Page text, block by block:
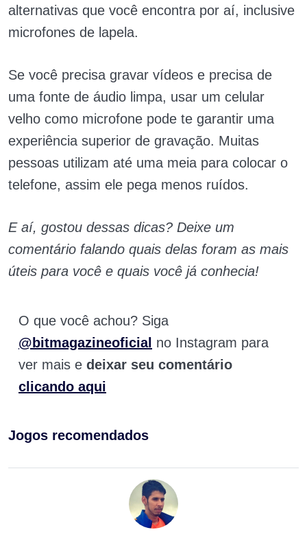
alternativas que você encontra por aí, inclusive
microfones de lapela.
Se você precisa gravar vídeos e precisa de
uma fonte de áudio limpa, usar um celular
velho como microfone pode te garantir uma
experiência superior de gravação. Muitas
pessoas utilizam até uma meia para colocar o
telefone, assim ele pega menos ruídos.
E aí, gostou dessas dicas? Deixe um
comentário falando quais delas foram as mais
úteis para você e quais você já conhecia!
O que você achou? Siga
@bitmagazineoficial no Instagram para
ver mais e deixar seu comentário
clicando aqui
Jogos recomendados